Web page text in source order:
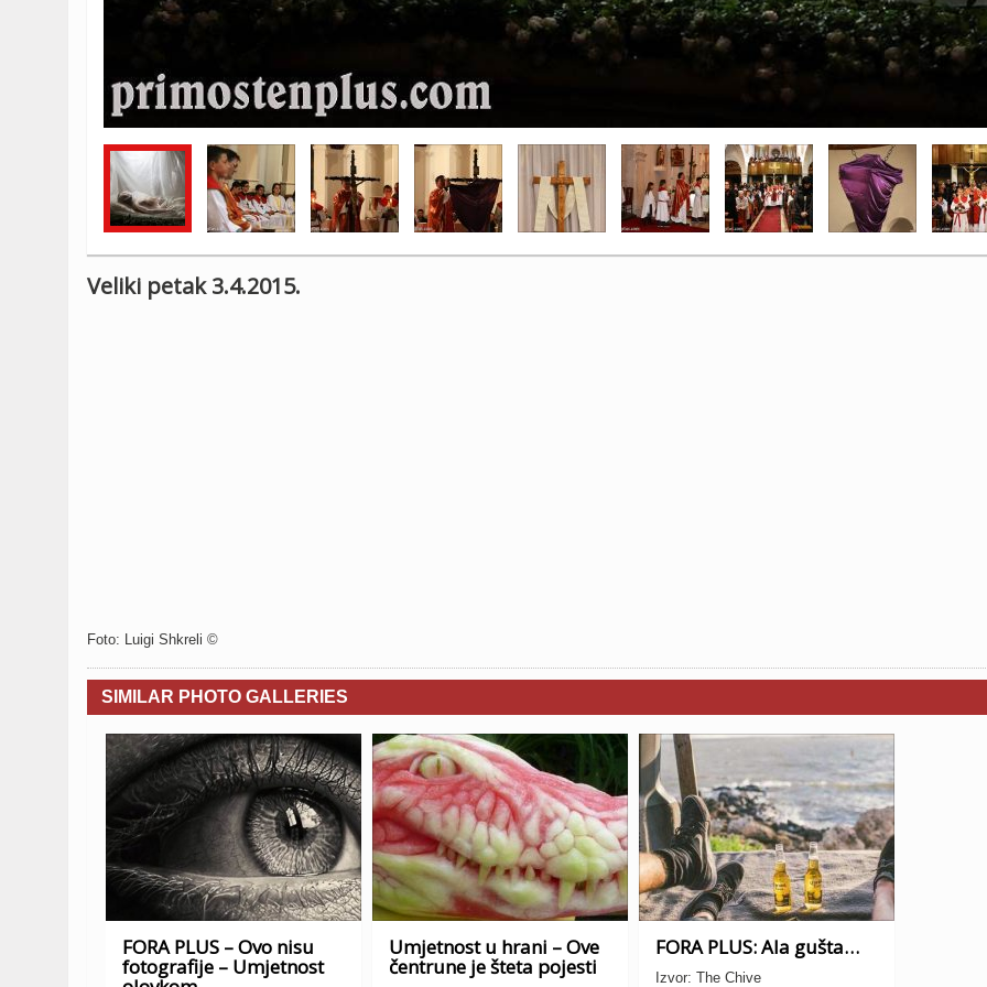
Veliki petak 3.4.2015.
Foto: Luigi Shkreli ©
SIMILAR PHOTO GALLERIES
FORA PLUS – Ovo nisu
fotografije – Umjetnost
Umjetnost u hrani – Ove
čentrune je šteta pojesti
FORA PLUS: Ala gušta…
Izvor: The Chive